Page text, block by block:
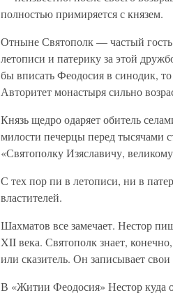
полностью примиряется с князем.
Отныне Святополк — частый
летописи и патерику за этой
бы вписать Феодосия в синодик,
Авторитет монастыря сильно
Князь щедро одаряет обитель
милости печерцы перед тысячами
«Святополку Изяславичу,
С тех пор пи в летописи, ни в
властителей.
Шахматов все замечает. Нестор
XII века. Святополк знает,
или сказитель. Он записывает
В «Житии Феодосия» Нестор куда